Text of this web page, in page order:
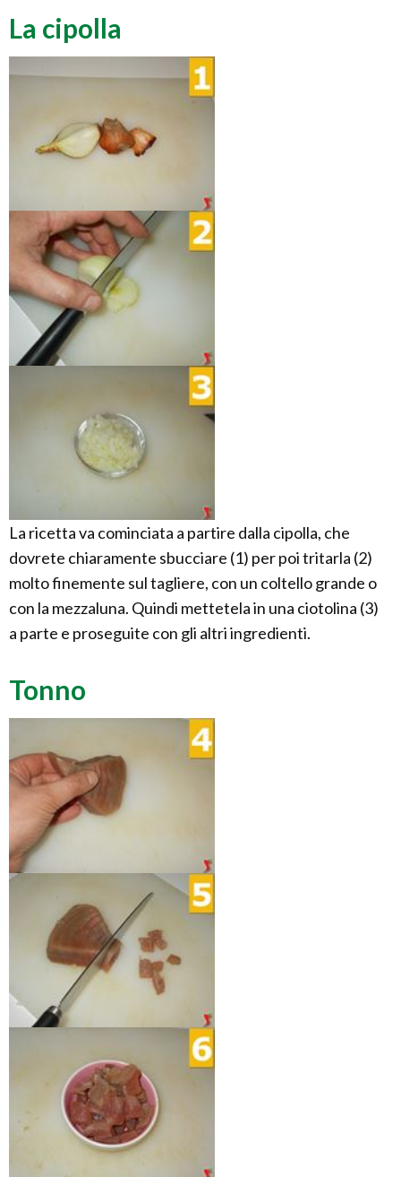
La cipolla
La ricetta va cominciata a partire dalla cipolla, che
dovrete chiaramente sbucciare (1) per poi tritarla (2)
molto finemente sul tagliere, con un coltello grande o
con la mezzaluna. Quindi mettetela in una ciotolina (3)
a parte e proseguite con gli altri ingredienti.
Tonno